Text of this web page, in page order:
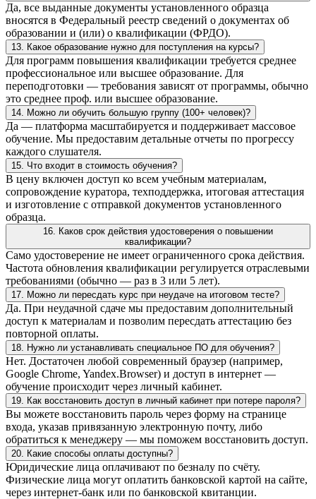
Да, все выданные документы установленного образца
вносятся в Федеральный реестр сведений о документах об
образовании и (или) о квалификации (ФРДО).
13. Какое образование нужно для поступления на курсы?
Для программ повышения квалификации требуется среднее
профессиональное или высшее образование. Для
переподготовки — требования зависят от программы, обычно
это среднее проф. или высшее образование.
14. Можно ли обучить большую группу (100+ человек)?
Да — платформа масштабируется и поддерживает массовое
обучение. Мы предоставим детальные отчеты по прогрессу
каждого слушателя.
15. Что входит в стоимость обучения?
В цену включен доступ ко всем учебным материалам,
сопровождение куратора, техподдержка, итоговая аттестация
и изготовление с отправкой документов установленного
образца.
16. Каков срок действия удостоверения о повышении
квалификации?
Само удостоверение не имеет ограниченного срока действия.
Частота обновления квалификации регулируется отраслевыми
требованиями (обычно — раз в 3 или 5 лет).
17. Можно ли пересдать курс при неудаче на итоговом тесте?
Да. При неудачной сдаче мы предоставим дополнительный
доступ к материалам и позволим пересдать аттестацию без
повторной оплаты.
18. Нужно ли устанавливать специальное ПО для обучения?
Нет. Достаточен любой современный браузер (например,
Google Chrome, Yandex.Browser) и доступ в интернет —
обучение происходит через личный кабинет.
19. Как восстановить доступ в личный кабинет при потере пароля?
Вы можете восстановить пароль через форму на странице
входа, указав привязанную электронную почту, либо
обратиться к менеджеру — мы поможем восстановить доступ.
20. Какие способы оплаты доступны?
Юридические лица оплачивают по безналу по счёту.
Физические лица могут оплатить банковской картой на сайте,
через интернет-банк или по банковской квитанции.